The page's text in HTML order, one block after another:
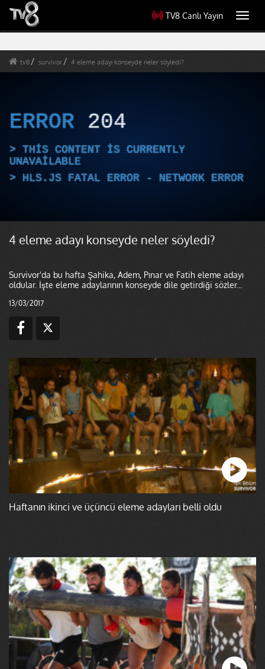
TV8 Canlı Yayın
tv8 survivor 4 eleme adayı konseyde neler söyledi?
ERROR 204
THIS CONTENT IS CURRENTLY
UNAVAILABLE
HLS.JS FATAL ERROR - NETWORK ERROR
4 eleme adayı konseyde neler söyledi?
Survivor'da bu hafta Şahika, Adem, Pınar ve Fatih eleme adayı
oldular. İşte eleme adaylarının konseyde dile getirdiği sözler...
13/03/2017
Haftanın ikinci ve üçüncü eleme adayları belli oldu